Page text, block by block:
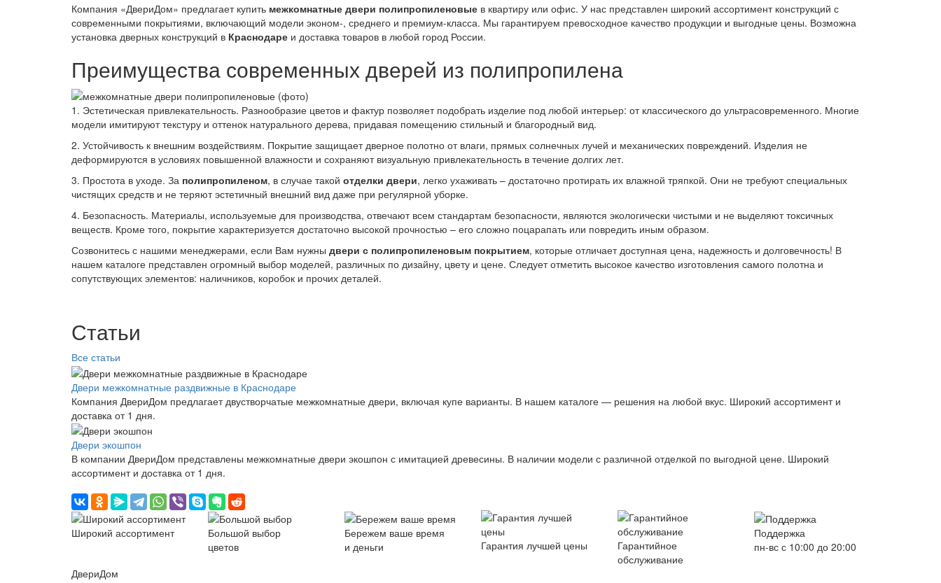
Компания «ДвериДом» предлагает купить межкомнатные двери полипропиленовые в квартиру или офис. У нас представлен широкий ассортимент конструкций с
современными покрытиями, включающий модели эконом-, среднего и премиум-класса. Мы гарантируем превосходное качество продукции и выгодные цены. Возможна
установка дверных конструкций в Краснодаре и доставка товаров в любой город России.
Преимущества современных дверей из полипропилена
1. Эстетическая привлекательность. Разнообразие цветов и фактур позволяет подобрать изделие под любой интерьер: от классического до ультрасовременного. Многие
модели имитируют текстуру и оттенок натурального дерева, придавая помещению стильный и благородный вид.
2. Устойчивость к внешним воздействиям. Покрытие защищает дверное полотно от влаги, прямых солнечных лучей и механических повреждений. Изделия не
деформируются в условиях повышенной влажности и сохраняют визуальную привлекательность в течение долгих лет.
3. Простота в уходе. За полипропиленом, в случае такой отделки двери, легко ухаживать – достаточно протирать их влажной тряпкой. Они не требуют специальных
чистящих средств и не теряют эстетичный внешний вид даже при регулярной уборке.
4. Безопасность. Материалы, используемые для производства, отвечают всем стандартам безопасности, являются экологически чистыми и не выделяют токсичных
веществ. Кроме того, покрытие характеризуется достаточно высокой прочностью – его сложно поцарапать или повредить иным образом.
Созвонитесь с нашими менеджерами, если Вам нужны двери с полипропиленовым покрытием, которые отличает доступная цена, надежность и долговечность! В
нашем каталоге представлен огромный выбор моделей, различных по дизайну, цвету и цене. Следует отметить высокое качество изготовления самого полотна и
сопутствующих элементов: наличников, коробок и прочих деталей.
Статьи
Все статьи
Двери межкомнатные раздвижные в Краснодаре
Компания ДвериДом предлагает двустворчатые межкомнатные двери, включая купе варианты. В нашем каталоге — решения на любой вкус. Широкий ассортимент и
доставка от 1 дня.
Двери экошпон
В компании ДвериДом представлены межкомнатные двери экошпон с имитацией древесины. В наличии модели с различной отделкой по выгодной цене. Широкий
ассортимент и доставка от 1 дня.
Широкий ассортимент
Большой выбор
цветов
Бережем ваше время
и деньги
Гарантия лучшей цены
Гарантийное
обслуживание
Поддержка
пн-вс с 10:00 до 20:00
ДвериДом